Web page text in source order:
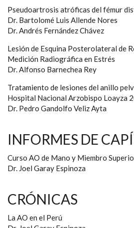
Pseudoartrosis atróficas del fémur
Dr. Bartolomé Luis Allende Nores
Dr. Andrés Fernández Chávez
Lesión de Esquina Posterolateral de
Medición Radiográfica en Estrés
Dr. Alfonso Barnechea Rey
Tratamiento de lesiones del anillo
Hospital Nacional Arzobispo Loayza
Dr. Pedro Gandolfo Veliz Ayta
INFORMES DE
Curso AO de Mano y Miembro
Dr. Joel Garay Espinoza
CRÓNICAS
La AO en el Perú